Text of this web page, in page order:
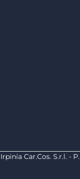
Irpinia Car.Cos. S.r.l. -